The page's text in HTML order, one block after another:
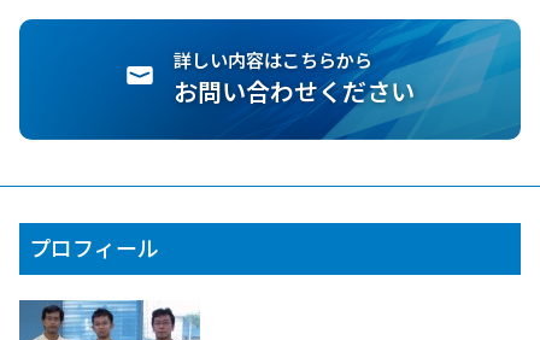
詳しい内容はこちらから
お問い合わせください
プロフィール